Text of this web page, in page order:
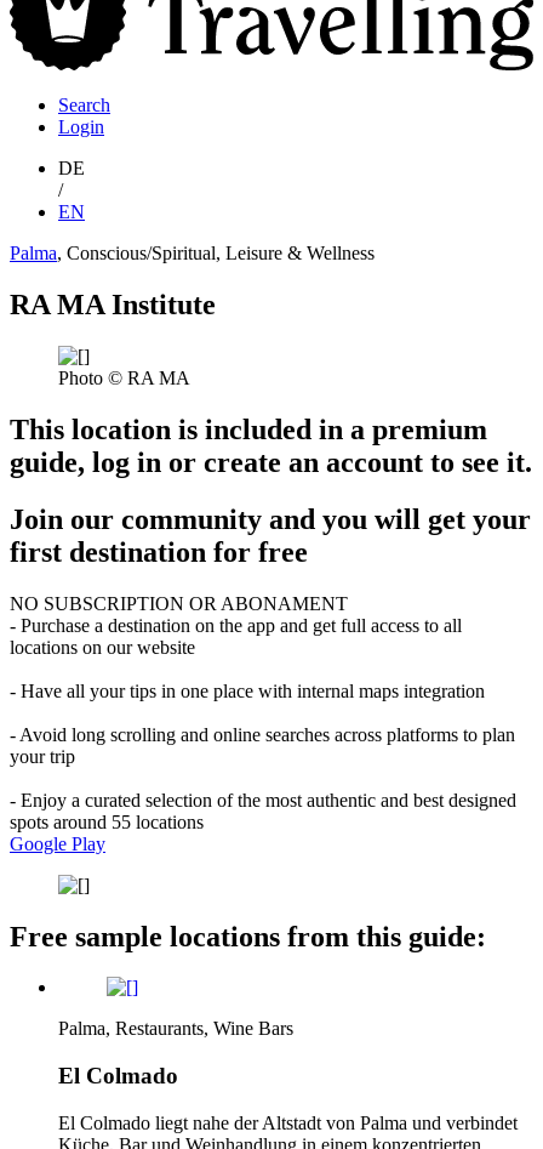
Search
Login
DE
/
EN
Palma, Conscious/Spiritual, Leisure & Wellness
RA MA Institute
Photo © RA MA
This location is included in a premium
guide, log in or create an account to see it.
Join our community and you will get your
first destination for free
NO SUBSCRIPTION OR ABONAMENT
- Purchase a destination on the app and get full access to all
locations on our website
- Have all your tips in one place with internal maps integration
- Avoid long scrolling and online searches across platforms to plan
your trip
- Enjoy a curated selection of the most authentic and best designed
spots around 55 locations
Google Play
Free sample locations from this guide:
Palma, Restaurants, Wine Bars
El Colmado
El Colmado liegt nahe der Altstadt von Palma und verbindet
Küche, Bar und Weinhandlung in einem konzentrierten